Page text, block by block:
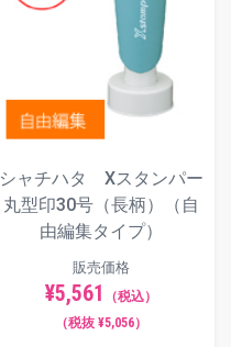
シャチハタ Xスタンパー
丸型印30号（長柄）（自
由編集タイプ）
販売価格
¥5,561
（税込）
（税抜 ¥5,056）